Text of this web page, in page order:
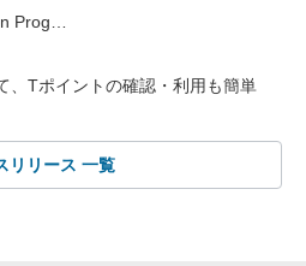
Prog…
、Tポイントの確認・利用も簡単
リリース 一覧